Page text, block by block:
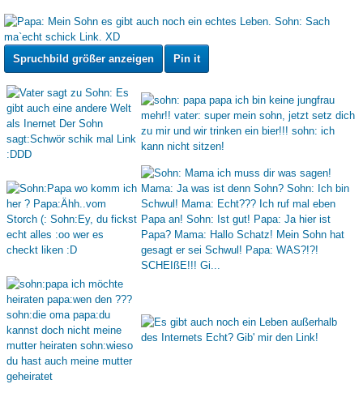
Spruchbild größer anzeigen Pin it